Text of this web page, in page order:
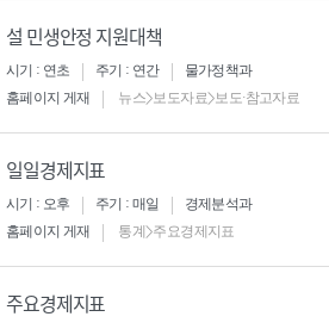
설 민생안정 지원대책
시기 : 연초 주기 : 연간
물가정책과
홈페이지 게재
뉴스>보도자료>보도·참고자료
일일경제지표
시기 : 오후 주기 : 매일
경제분석과
홈페이지 게재
통계>주요경제지표
주요경제지표